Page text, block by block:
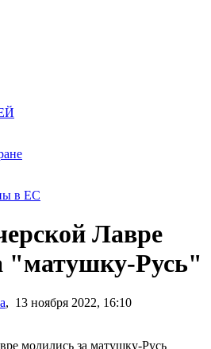
в ЕС
Лавре
"матушку-Русь"
, 13 ноября 2022, 16:10